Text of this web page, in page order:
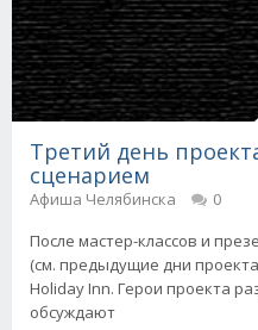
Третий день
сценарием
Афиша Челябинска
0
После мастер-классов и
(см. предыдущие дни
Holiday Inn. Герои проекта
обсуждают